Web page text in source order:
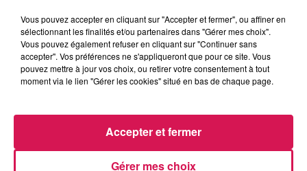
Revivez les meilleurs moments de la Ligne des Auditeurs
Vous pouvez accepter en cliquant sur "Accepter et fermer", ou affiner en
sélectionnant les finalités et/ou partenaires dans "Gérer mes choix".
Vous pouvez également refuser en cliquant sur "Continuer sans
accepter". Vos préférences ne s'appliqueront que pour ce site. Vous
pouvez mettre à jour vos choix, ou retirer votre consentement à tout
moment via le lien "Gérer les cookies" situé en bas de chaque page.
Gérer mes choix
Accepter et fermer